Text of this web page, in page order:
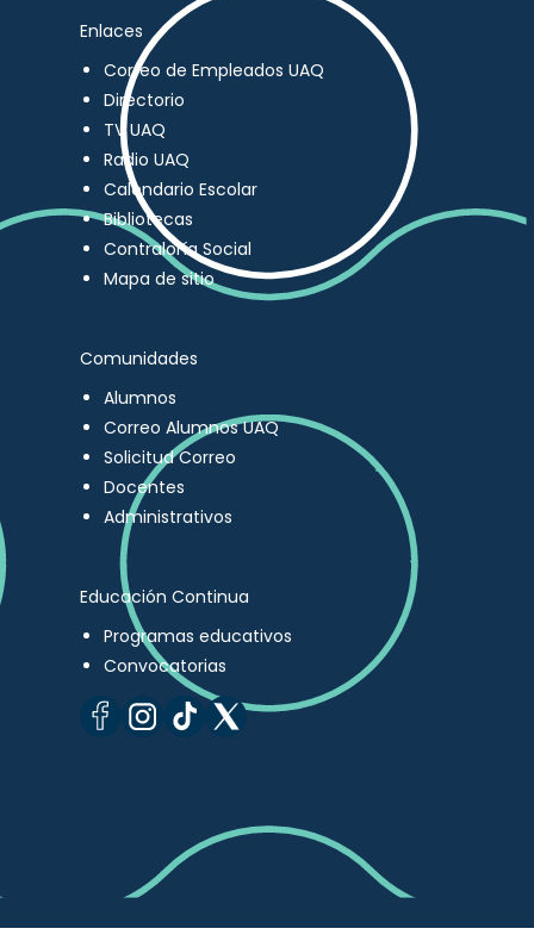
Enlaces
Correo de Empleados UAQ
Directorio
TV UAQ
Radio UAQ
Calendario Escolar
Bibliotecas
Contraloría Social
Mapa de sitio
Comunidades
Alumnos
Correo Alumnos UAQ
Solicitud Correo
Docentes
Administrativos
Educación Continua
Programas educativos
Convocatorias